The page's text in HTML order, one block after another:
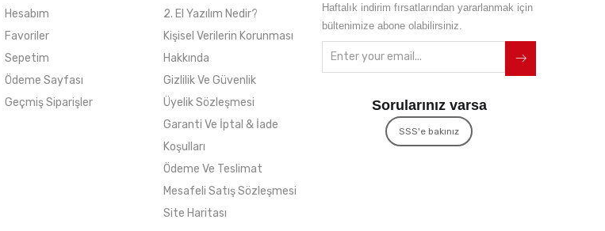
Hesabım
Favoriler
Sepetim
Ödeme Sayfası
Geçmiş Siparişler
2. El Yazılım Nedir?
Kişisel Verilerin Korunması
Hakkında
Gizlilik Ve Güvenlik
Üyelik Sözleşmesi
Garanti Ve İptal & İade
Koşulları
Ödeme Ve Teslimat
Mesafeli Satış Sözleşmesi
Site Haritası
Haftalık indirim fırsatlarından yararlanmak için
bültenimize abone olabilirsiniz.
Sorularınız varsa
SSS'e bakınız